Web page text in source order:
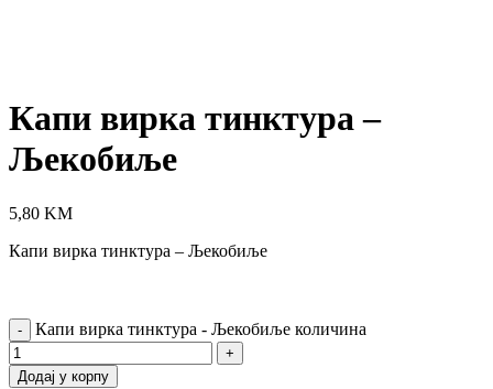
Капи вирка тинктура –
Љекобиље
5,80 KM
Капи вирка тинктура – Љекобиље
Капи вирка тинктура - Љекобиље количина
Додај у корпу